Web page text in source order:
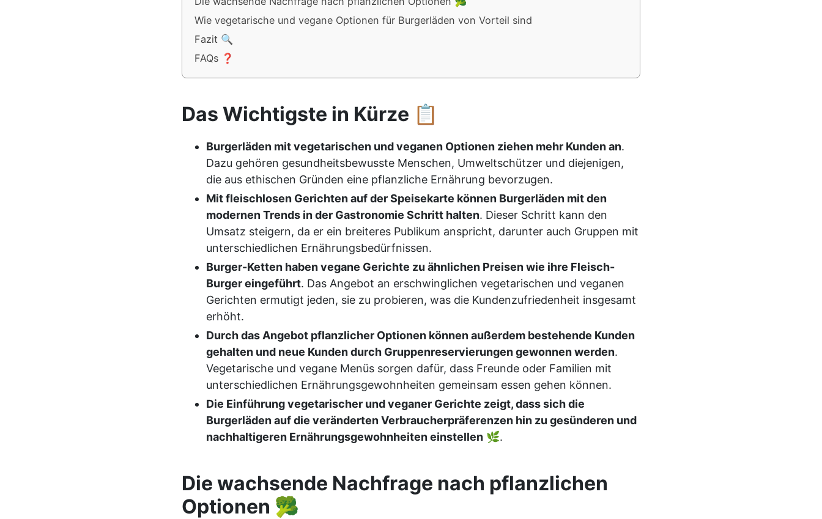
Wie vegetarische und vegane Optionen für Burgerläden von Vorteil sind
Fazit 🔍
FAQs ❓
Das Wichtigste in Kürze 📋
Burgerläden mit vegetarischen und veganen Optionen ziehen mehr Kunden an.
Dazu gehören gesundheitsbewusste Menschen, Umweltschützer und diejenigen,
die aus ethischen Gründen eine pflanzliche Ernährung bevorzugen.
Mit fleischlosen Gerichten auf der Speisekarte können Burgerläden mit den
modernen Trends in der Gastronomie Schritt halten. Dieser Schritt kann den
Umsatz steigern, da er ein breiteres Publikum anspricht, darunter auch Gruppen mit
unterschiedlichen Ernährungsbedürfnissen.
Burger-Ketten haben vegane Gerichte zu ähnlichen Preisen wie ihre Fleisch-
Burger eingeführt. Das Angebot an erschwinglichen vegetarischen und veganen
Gerichten ermutigt jeden, sie zu probieren, was die Kundenzufriedenheit insgesamt
erhöht.
Durch das Angebot pflanzlicher Optionen können außerdem bestehende Kunden
gehalten und neue Kunden durch Gruppenreservierungen gewonnen werden.
Vegetarische und vegane Menüs sorgen dafür, dass Freunde oder Familien mit
unterschiedlichen Ernährungsgewohnheiten gemeinsam essen gehen können.
Die Einführung vegetarischer und veganer Gerichte zeigt, dass sich die
Burgerläden auf die veränderten Verbraucherpräferenzen hin zu gesünderen und
nachhaltigeren Ernährungsgewohnheiten einstellen 🌿.
Die wachsende Nachfrage nach pflanzlichen
Optionen 🥦